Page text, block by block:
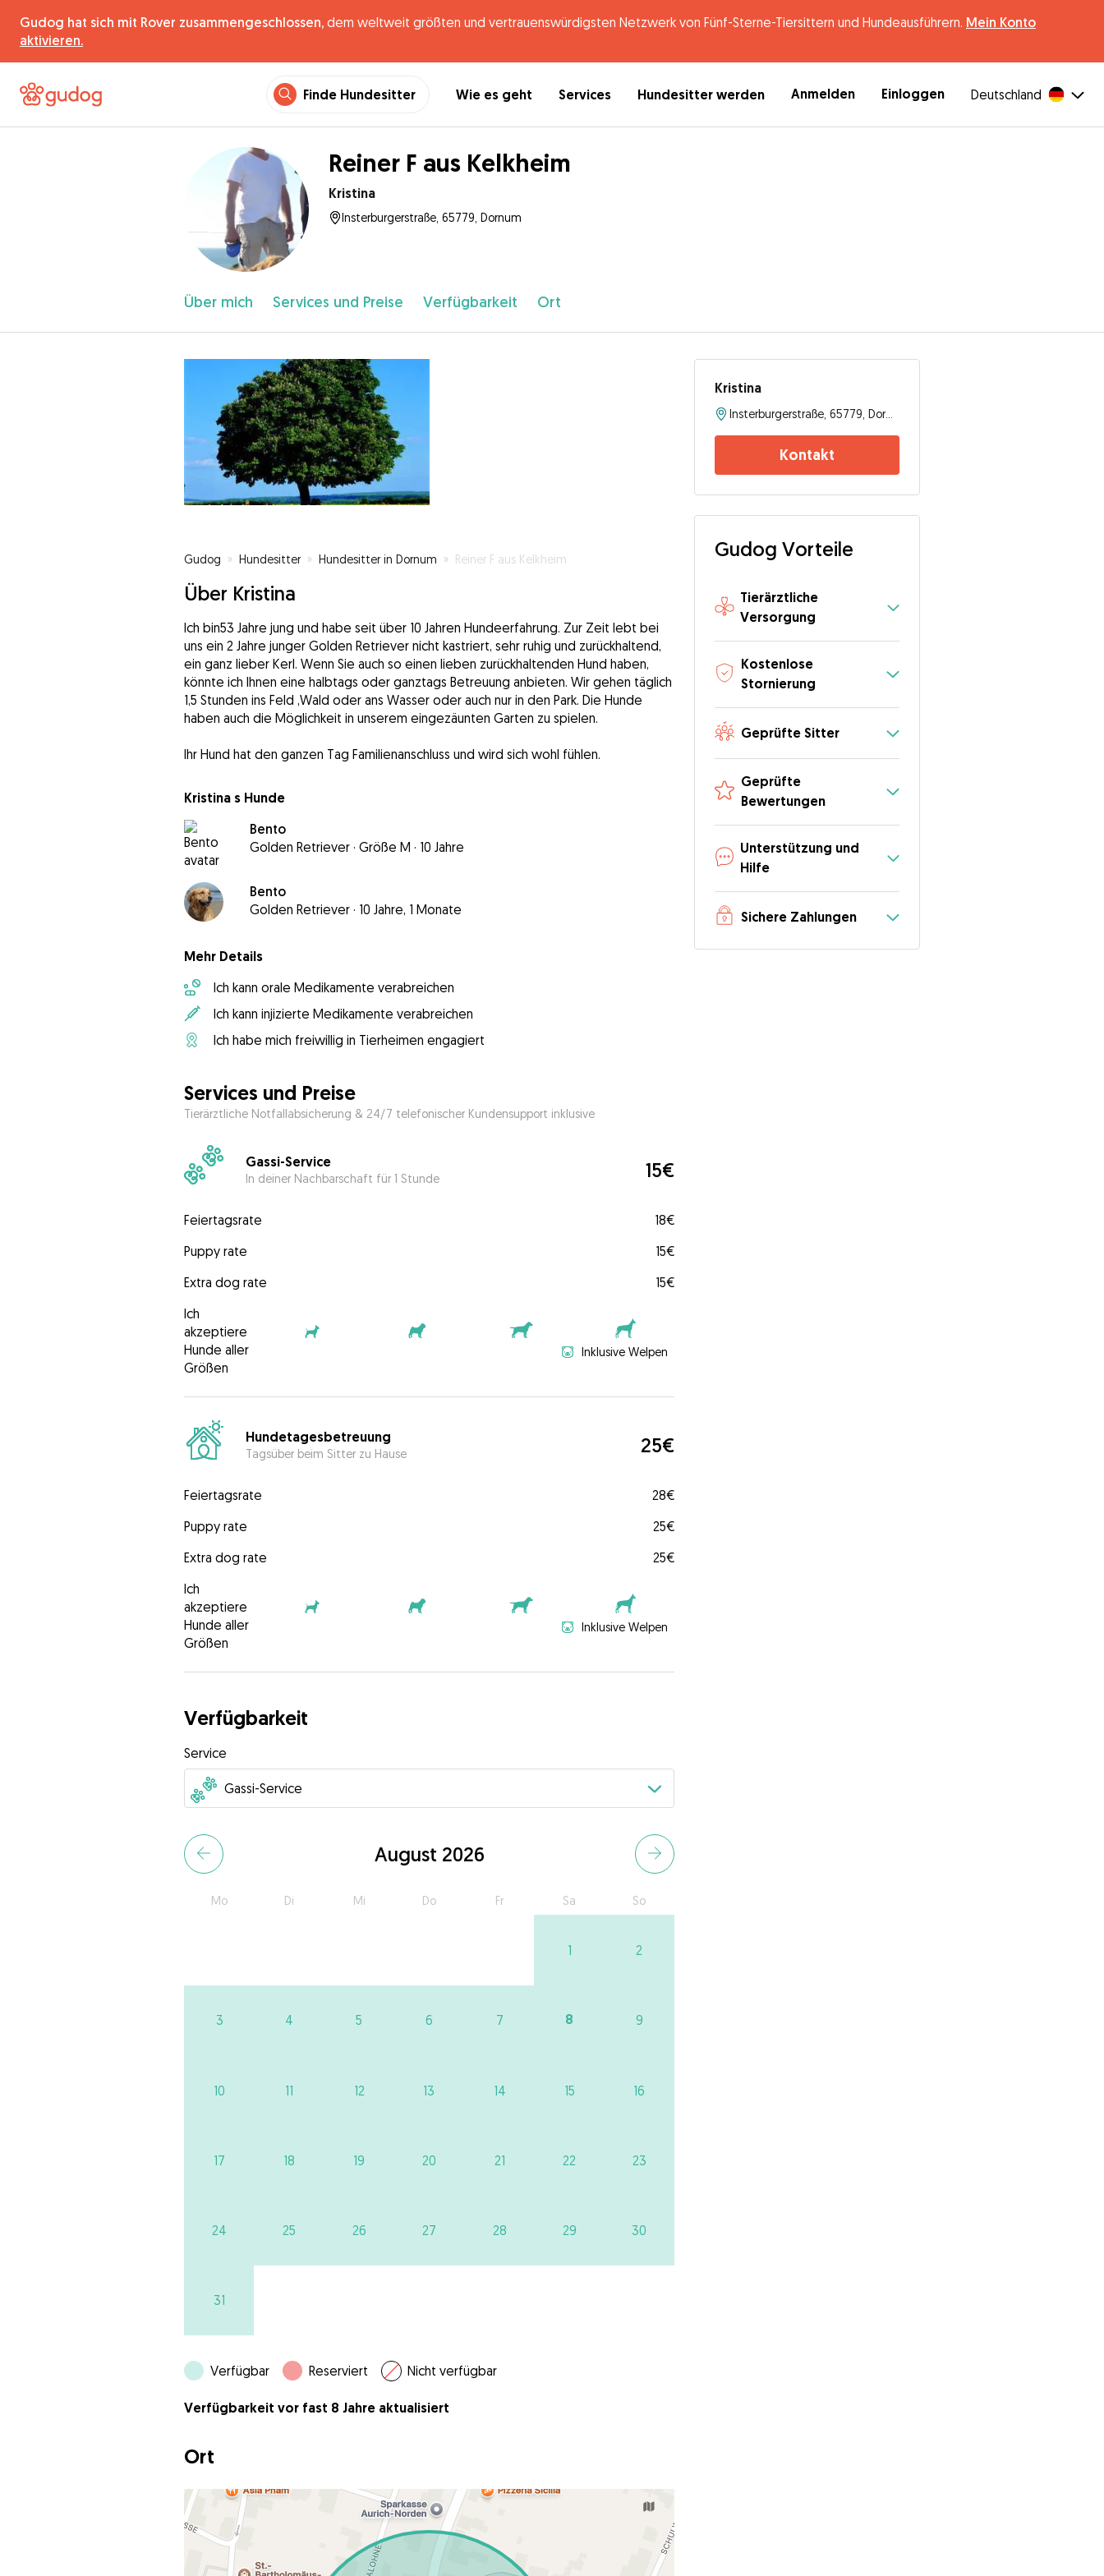
Gudog hat sich mit Rover zusammengeschlossen, dem weltweit größten und vertrauenswürdigsten Netzwerk von Fünf-Sterne-Tiersittern und Hundeausführern. Mein Konto
aktivieren.
Finde Hundesitter Wie es geht Services Hundesitter werden Anmelden Einloggen Deutschland
Reiner F aus Kelkheim
Kristina
Insterburgerstraße, 65779, Dornum
Über mich Services und Preise Verfügbarkeit Ort
Gudog » Hundesitter » Hundesitter in Dornum » Reiner F aus Kelkheim
Über Kristina
Ich bin53 Jahre jung und habe seit über 10 Jahren Hundeerfahrung. Zur Zeit lebt bei
uns ein 2 Jahre junger Golden Retriever nicht kastriert, sehr ruhig und zurückhaltend,
ein ganz lieber Kerl. Wenn Sie auch so einen lieben zurückhaltenden Hund haben,
könnte ich Ihnen eine halbtags oder ganztags Betreuung anbieten. Wir gehen täglich
1,5 Stunden ins Feld ,Wald oder ans Wasser oder auch nur in den Park. Die Hunde
haben auch die Möglichkeit in unserem eingezäunten Garten zu spielen.
Ihr Hund hat den ganzen Tag Familienanschluss und wird sich wohl fühlen.
Kristina s Hunde
Bento
Golden Retriever · Größe M · 10 Jahre
Bento
Golden Retriever · 10 Jahre, 1 Monate
Mehr Details
Ich kann orale Medikamente verabreichen
Ich kann injizierte Medikamente verabreichen
Ich habe mich freiwillig in Tierheimen engagiert
Services und Preise
Tierärztliche Notfallabsicherung & 24/7 telefonischer Kundensupport inklusive
Gassi-Service
In deiner Nachbarschaft für 1 Stunde 15€
Feiertagsrate
18€
Puppy rate
15€
Extra dog rate
15€
Ich
akzeptiere
Hunde aller
Größen
Inklusive Welpen
Hundetagesbetreuung
Tagsüber beim Sitter zu Hause 25€
Feiertagsrate
28€
Puppy rate
25€
Extra dog rate
25€
Ich
akzeptiere
Hunde aller
Größen
Inklusive Welpen
Verfügbarkeit
Service
August 2026
Mo Di Mi Do Fr Sa So
1 2
3 4 5 6 7 8 9
10 11 12 13 14 15 16
17 18 19 20 21 22 23
24 25 26 27 28 29 30
31
Verfügbar Reserviert Nicht verfügbar
Verfügbarkeit vor fast 8 Jahre aktualisiert
Ort
Kristina
Insterburgerstraße, 65779, Dornum
Kontakt
Gudog Vorteile
Tierärztliche
Versorgung
Kostenlose
Stornierung
Geprüfte Sitter
Geprüfte
Bewertungen
Unterstützung und
Hilfe
Sichere Zahlungen